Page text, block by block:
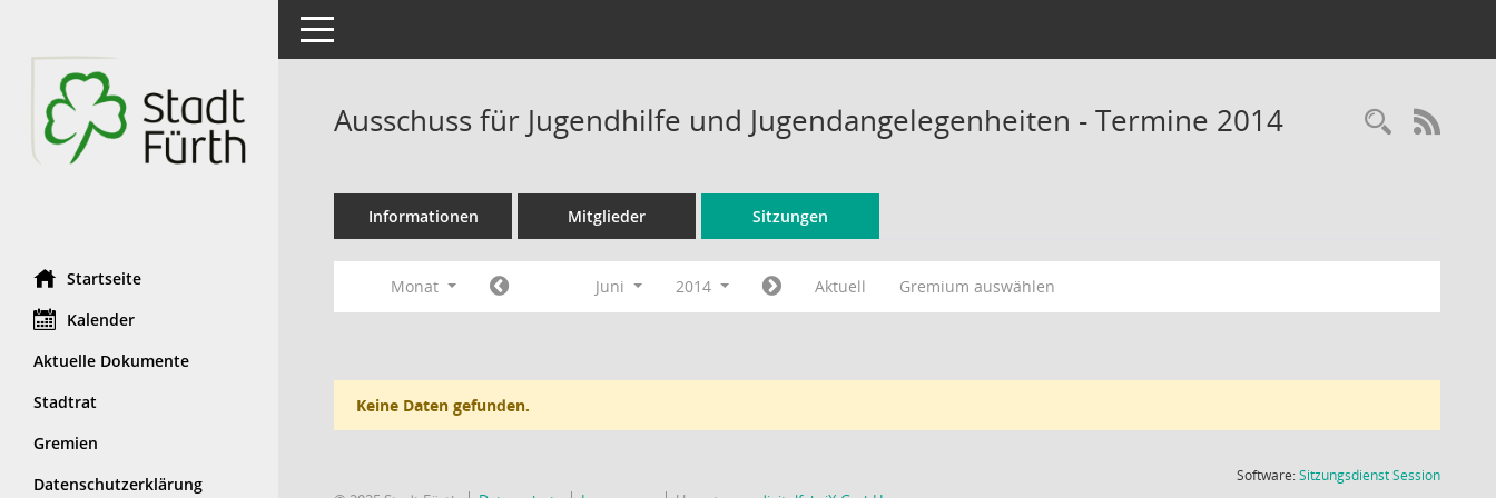
Startseite
Kalender
Aktuelle Dokumente
Stadtrat
Gremien
Datenschutzerklärung
Toggle navigation
Ausschuss für Jugendhilfe und Jugendangelegenheiten - Termine 2014
Informationen Mitglieder Sitzungen
Monat Juni 2014 Aktuell Gremium auswählen
Keine Daten gefunden.
Software:SitzungsdienstSession(Wird in